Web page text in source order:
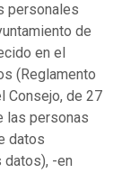
personales
de
en el
(Reglamento
Consejo, de 27
las personas
datos
-en